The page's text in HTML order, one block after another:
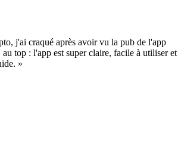
j'ai craqué après avoir vu la pub de l'app
top : l'app est super claire, facile à utiliser et
»